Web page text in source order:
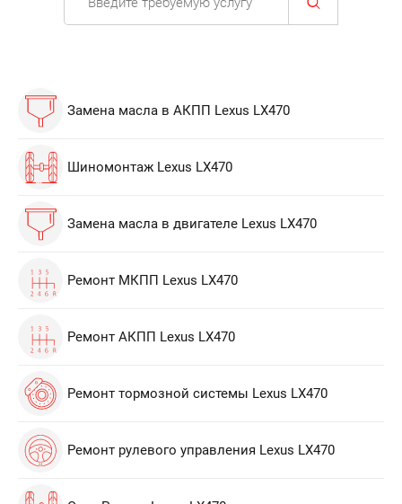
Замена масла в АКПП Lexus LX470
Шиномонтаж Lexus LX470
Замена масла в двигателе Lexus LX470
Ремонт МКПП Lexus LX470
Ремонт АКПП Lexus LX470
Ремонт тормозной системы Lexus LX470
Ремонт рулевого управления Lexus LX470